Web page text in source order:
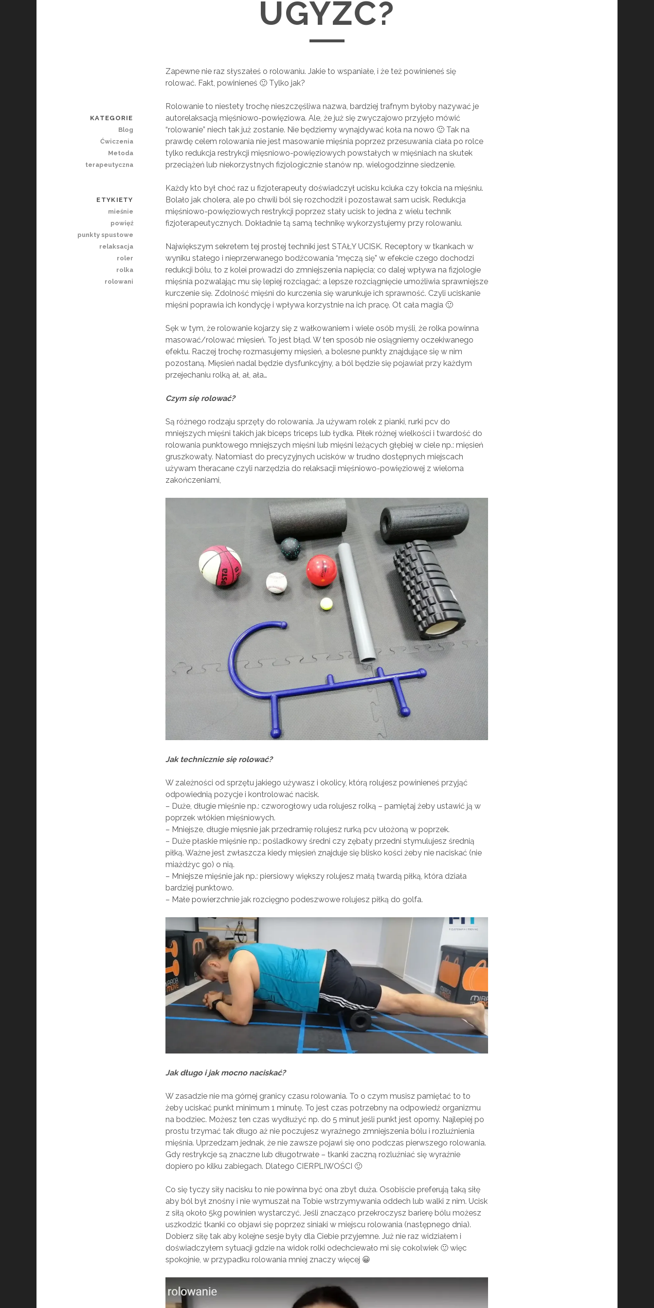
UGYŹĆ?
Zapewne nie raz słyszałeś o rolowaniu. Jakie to wspaniałe, i że też powinieneś się
rolować. Fakt, powinieneś 🙂 Tylko jak?
Rolowanie to niestety trochę nieszczęśliwa nazwa, bardziej trafnym byłoby nazywać je
autorelaksacją mięśniowo-powięziowa. Ale, że już się zwyczajowo przyjęło mówić
“rolowanie” niech tak już zostanie. Nie będziemy wynajdywać koła na nowo 🙂 Tak na
prawdę celem rolowania nie jest masowanie mięśnia poprzez przesuwania ciała po rolce
tylko redukcja restrykcji mięsniowo-powięziowych powstałych w mięśniach na skutek
przeciążeń lub niekorzystnych fizjologicznie stanów np. wielogodzinne siedzenie.
Każdy kto był choć raz u fizjoterapeuty doświadczył ucisku kciuka czy łokcia na mięśniu.
Bolało jak cholera, ale po chwili ból się rozchodził i pozostawał sam ucisk. Redukcja
mięśniowo-powięziowych restrykcji poprzez stały ucisk to jedna z wielu technik
fizjoterapeutycznych. Dokładnie tą samą technikę wykorzystujemy przy rolowaniu.
Największym sekretem tej prostej techniki jest STAŁY UCISK. Receptory w tkankach w
wyniku stałego i nieprzerwanego bodźcowania “męczą się” w efekcie czego dochodzi
redukcji bólu, to z kolei prowadzi do zmniejszenia napięcia; co dalej wpływa na fizjologie
mięśnia pozwalając mu się lepiej rozciągać; a lepsze rozciągnięcie umożliwia sprawniejsze
kurczenie się. Zdolność mięśni do kurczenia się warunkuje ich sprawność. Czyli uciskanie
mięśni poprawia ich kondycję i wpływa korzystnie na ich pracę. Ot cała magia 🙂
Sęk w tym, że rolowanie kojarzy się z wałkowaniem i wiele osób myśli, że rolka powinna
masować/rolować mięsień. To jest błąd. W ten sposób nie osiągniemy oczekiwanego
efektu. Raczej trochę rozmasujemy mięsień, a bolesne punkty znajdujące się w nim
pozostaną. Mięsień nadal będzie dysfunkcyjny, a ból będzie się pojawiał przy każdym
przejechaniu rolką ał, ał, ała…
Czym się rolować?
Są różnego rodzaju sprzęty do rolowania. Ja używam rolek z pianki, rurki pcv do
mniejszych mięśni takich jak biceps triceps lub łydka. Piłek różnej wielkości i twardość do
rolowania punktowego mniejszych mięśni lub mięśni leżących głębiej w ciele np.: mięsień
gruszkowaty. Natomiast do precyzyjnych ucisków w trudno dostępnych miejscach
używam theracane czyli narzędzia do relaksacji mięśniowo-powięziowej z wieloma
zakończeniami,
Jak technicznie się rolować?
W zależności od sprzętu jakiego używasz i okolicy, którą rolujesz powinieneś przyjąć
odpowiednią pozycje i kontrolować nacisk.
– Duże, długie mięśnie np.: czworogłowy uda rolujesz rolką – pamiętaj żeby ustawić ją w
poprzek włókien mięśniowych.
– Mniejsze, długie mięsnie jak przedramię rolujesz rurką pcv ułożoną w poprzek.
– Duże płaskie mięśnie np.: pośladkowy średni czy zębaty przedni stymulujesz średnią
piłką. Ważne jest zwłaszcza kiedy mięsień znajduje się blisko kości żeby nie naciskać (nie
miażdżyc go) o nią.
– Mniejsze mięśnie jak np.: piersiowy większy rolujesz małą twardą piłką, która działa
bardziej punktowo.
– Małe powierzchnie jak rozcięgno podeszwowe rolujesz piłką do golfa.
Jak długo i jak mocno naciskać?
W zasadzie nie ma górnej granicy czasu rolowania. To o czym musisz pamiętać to to
żeby uciskać punkt minimum 1 minutę. To jest czas potrzebny na odpowiedź organizmu
na bodziec. Możesz ten czas wydłużyć np. do 5 minut jeśli punkt jest oporny. Najlepiej po
prostu trzymać tak długo aż nie poczujesz wyraźnego zmniejszenia bólu i rozluźnienia
mięśnia. Uprzedzam jednak, że nie zawsze pojawi się ono podczas pierwszego rolowania.
Gdy restrykcje są znaczne lub długotrwałe – tkanki zaczną rozluźniać się wyraźnie
dopiero po kilku zabiegach. Dlatego CIERPLIWOŚCI 🙂
Co się tyczy siły nacisku to nie powinna być ona zbyt duża. Osobiście preferują taką siłę
aby ból był znośny i nie wymuszał na Tobie wstrzymywania oddech lub walki z nim. Ucisk
z siłą około 5kg powinien wystarczyć. Jeśli znacząco przekroczysz barierę bólu możesz
uszkodzić tkanki co objawi się poprzez siniaki w miejscu rolowania (następnego dnia).
Dobierz siłę tak aby kolejne sesje były dla Ciebie przyjemne. Już nie raz widziałem i
doświadczyłem sytuacji gdzie na widok rolki odechciewało mi się cokolwiek 🙂 więc
spokojnie, w przypadku rolowania mniej znaczy więcej 😀
KATEGORIE
Blog
Ćwiczenia
Metoda
terapeutyczna
ETYKIETY
mieśnie
powięź
punkty spustowe
relaksacja
roler
rolka
rolowani